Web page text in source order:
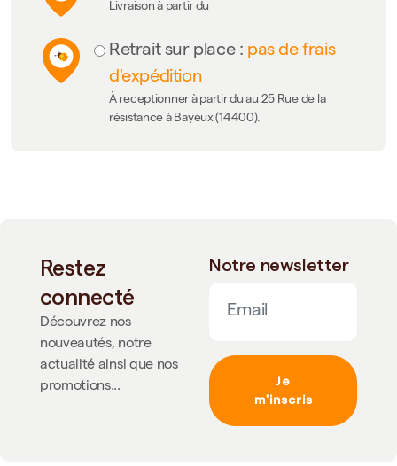
Livraison à partir du
Retrait sur place : pas de frais
d'expédition
À receptionner à partir du au 25 Rue de la
résistance à Bayeux (14400).
Restez
connecté
Découvrez nos
nouveautés, notre
actualité ainsi que nos
promotions...
Notre newsletter
Je
m'inscris